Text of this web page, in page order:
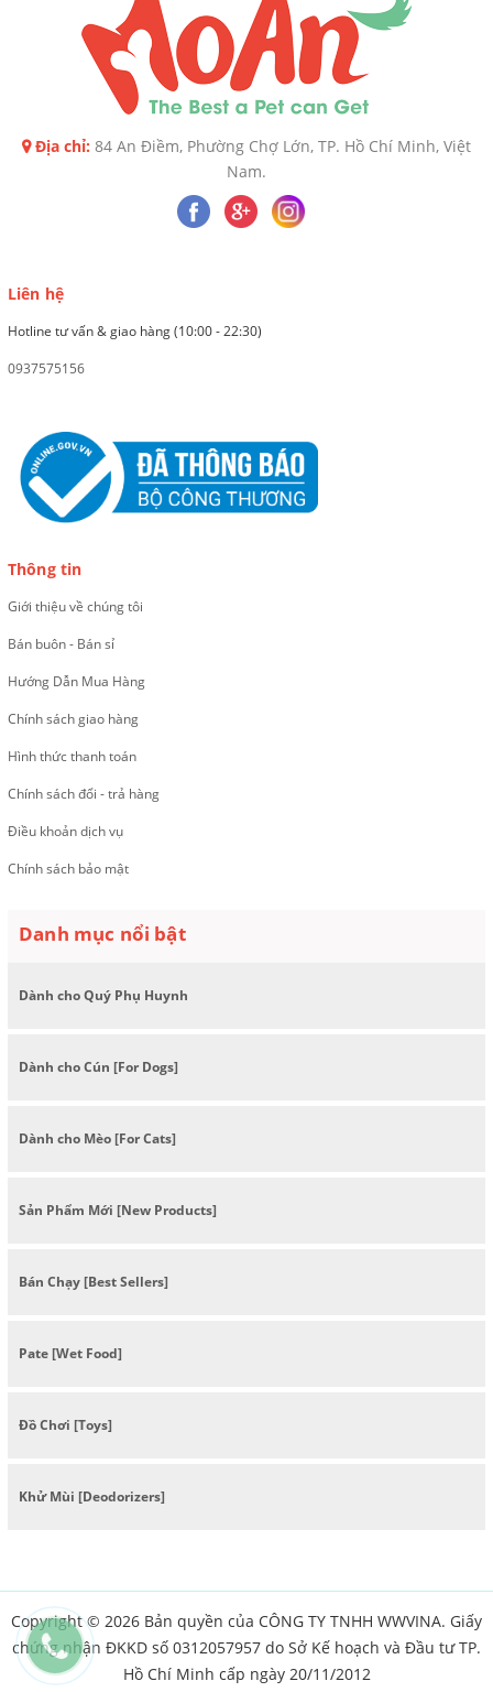
Địa chỉ: 84 An Điềm, Phường Chợ Lớn, TP. Hồ Chí Minh, Việt
Nam.
Liên hệ
Hotline tư vấn & giao hàng (10:00 - 22:30)
0937575156
Thông tin
Giới thiệu về chúng tôi
Bán buôn - Bán sỉ
Hướng Dẫn Mua Hàng
Chính sách giao hàng
Hình thức thanh toán
Chính sách đổi - trả hàng
Điều khoản dịch vụ
Chính sách bảo mật
Danh mục nổi bật
Dành cho Quý Phụ Huynh
Dành cho Cún [For Dogs]
Dành cho Mèo [For Cats]
Sản Phẩm Mới [New Products]
Bán Chạy [Best Sellers]
Pate [Wet Food]
Đồ Chơi [Toys]
Khử Mùi [Deodorizers]
Copyright © 2026 Bản quyền của CÔNG TY TNHH WWVINA. Giấy
chứng nhận ĐKKD số 0312057957 do Sở Kế hoạch và Đầu tư TP.
Hồ Chí Minh cấp ngày 20/11/2012